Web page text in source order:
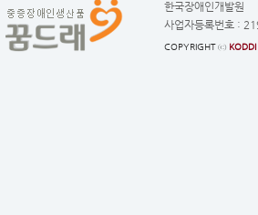
한국장애인개발원
사업자등록번호 :
COPYRIGHT ⓒ KODDI